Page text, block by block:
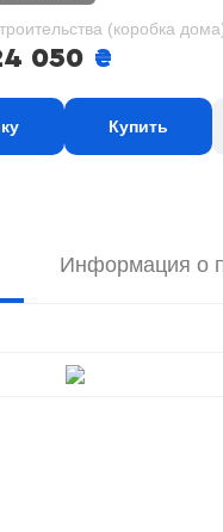
(коробка
050 ₴
Купить
Информация о